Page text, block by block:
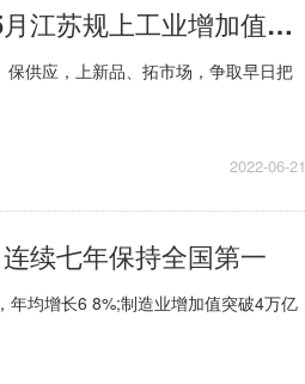
政府扶持优惠政策陆续出台 前5月江苏规上工业增加值累计增长1.1%
供应，上新品、拓市场，争取早日把
2022-06-21
续七年保持全国第一
年均增长6 8%;制造业增加值突破4万亿